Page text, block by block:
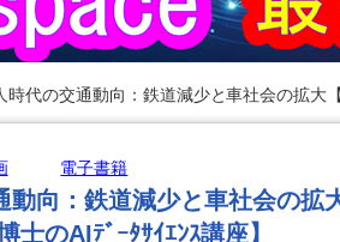
時代の交通動向：鉄道減少と車社会の拡大
電子書籍
動向：鉄道減少と車社会の拡
のAIﾃﾞｰﾀｻｲｴﾝｽ講座】